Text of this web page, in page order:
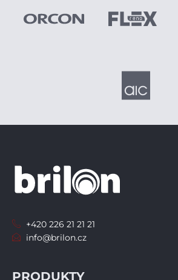
PRODUKTY
+420 226 21 21 21
info@brilon.cz